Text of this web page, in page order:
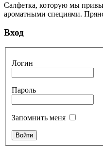
Салфетка, которую мы
ароматными специями.
Вход
Логин
Пароль
Запомнить меня